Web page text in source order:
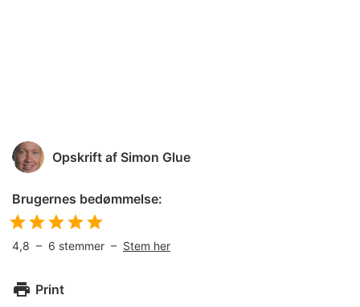
Opskrift af Simon Glue
Brugernes bedømmelse:
4,8 – 6 stemmer – Stem her
Print